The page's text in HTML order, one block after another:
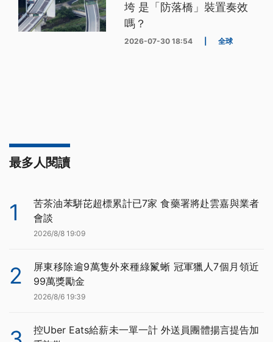
垮 是「防落橋」裝置奏效
嗎？
2026-07-30 18:54 全球
最多人閱讀
1
苦茶油苯駢芘超標累計已7家 食藥署將赴雲嘉與業者
會談
2026/8/8 19:09
2
屏東移除逾9萬隻外來種綠鬣蜥 冠軍獵人7個月領近
99萬獎勵金
2026/8/6 19:39
控Uber Eats給薪未一單一計 外送員團體揚言提告加